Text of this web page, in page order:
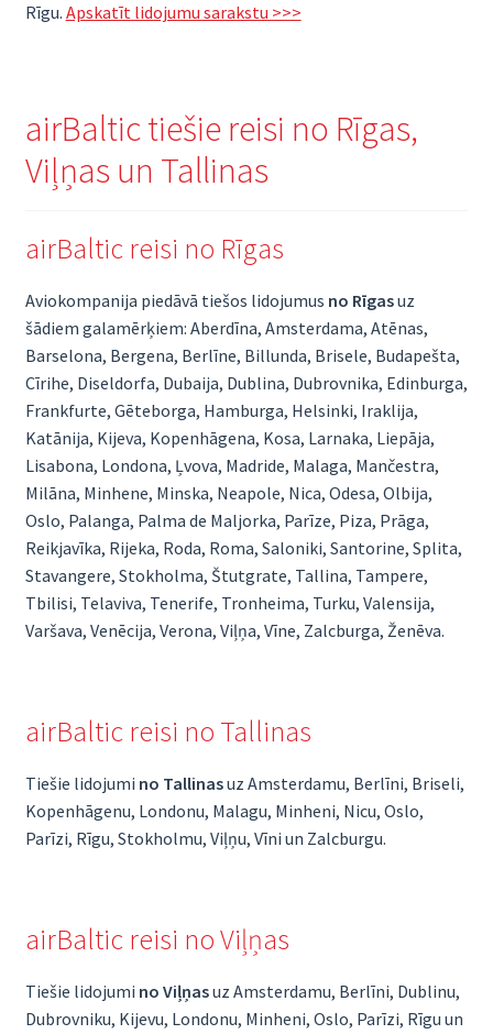
Rīgu. Apskatīt lidojumu sarakstu >>>
airBaltic tiešie reisi no Rīgas,
Viļņas un Tallinas
airBaltic reisi no Rīgas
Aviokompanija piedāvā tiešos lidojumus no Rīgasuz
šādiem galamērķiem: Aberdīna, Amsterdama, Atēnas,
Barselona, Bergena, Berlīne, Billunda, Brisele, Budapešta,
Cīrihe, Diseldorfa, Dubaija, Dublina, Dubrovnika, Edinburga,
Frankfurte, Gēteborga, Hamburga, Helsinki, Iraklija,
Katānija, Kijeva, Kopenhāgena, Kosa, Larnaka, Liepāja,
Lisabona, Londona, Ļvova, Madride, Malaga, Mančestra,
Milāna, Minhene, Minska, Neapole, Nica, Odesa, Olbija,
Oslo, Palanga, Palma de Maljorka, Parīze, Piza, Prāga,
Reikjavīka, Rijeka, Roda, Roma, Saloniki, Santorine, Splita,
Stavangere, Stokholma, Štutgrate, Tallina, Tampere,
Tbilisi, Telaviva, Tenerife, Tronheima, Turku, Valensija,
Varšava, Venēcija, Verona, Viļņa, Vīne, Zalcburga, Ženēva.
airBaltic reisi no Tallinas
Tiešie lidojumi no Tallinasuz Amsterdamu, Berlīni, Briseli,
Kopenhāgenu, Londonu, Malagu, Minheni, Nicu, Oslo,
Parīzi, Rīgu, Stokholmu, Viļņu, Vīni un Zalcburgu.
airBaltic reisi no Viļņas
Tiešie lidojumi no Viļņasuz Amsterdamu, Berlīni, Dublinu,
Dubrovniku, Kijevu, Londonu, Minheni, Oslo, Parīzi, Rīgu un